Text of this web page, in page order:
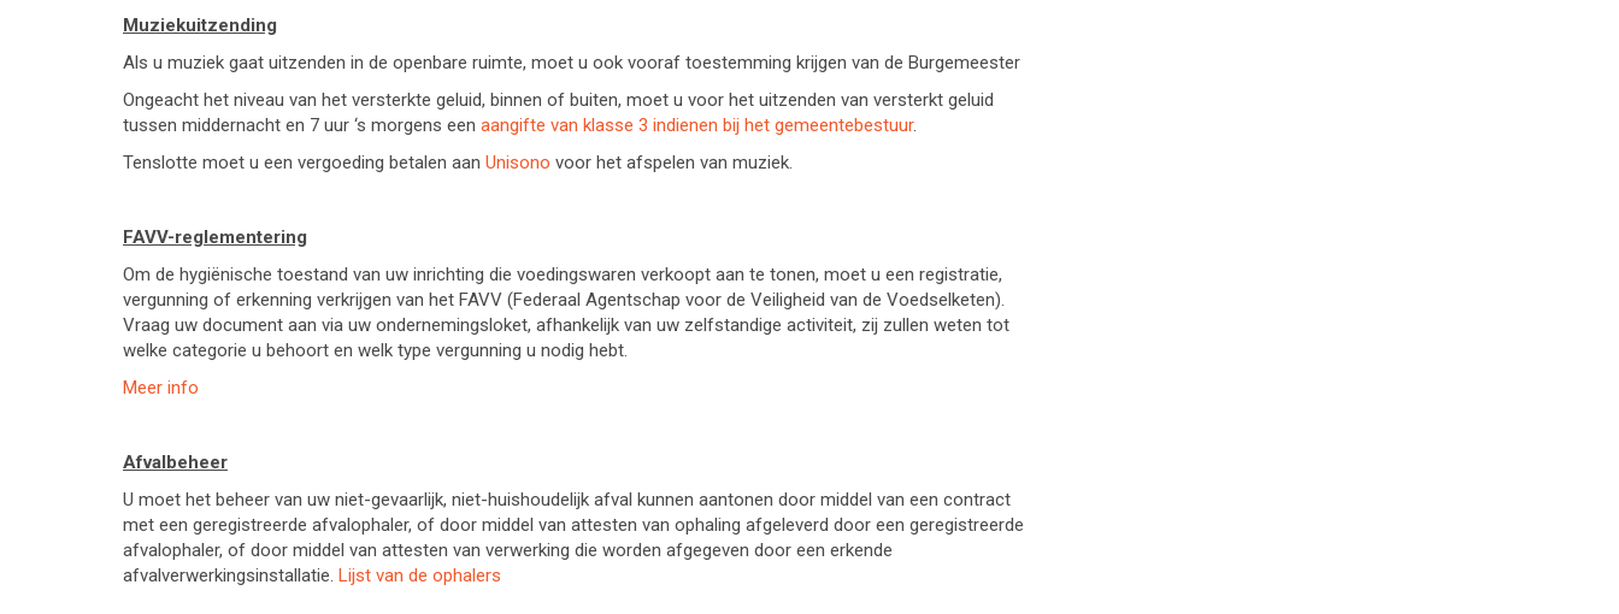
Muziekuitzending
Als u muziek gaat uitzenden in de openbare ruimte, moet u ook vooraf toestemming krijgen van de Burgemeester
Ongeacht het niveau van het versterkte geluid, binnen of buiten, moet u voor het uitzenden van versterkt geluid
tussen middernacht en 7 uur ‘s morgens een aangifte van klasse 3 indienen bij het gemeentebestuur.
Tenslotte moet u een vergoeding betalen aan Unisono voor het afspelen van muziek.
FAVV-reglementering
Om de hygiënische toestand van uw inrichting die voedingswaren verkoopt aan te tonen, moet u een registratie,
vergunning of erkenning verkrijgen van het FAVV (Federaal Agentschap voor de Veiligheid van de Voedselketen).
Vraag uw document aan via uw ondernemingsloket, afhankelijk van uw zelfstandige activiteit, zij zullen weten tot
welke categorie u behoort en welk type vergunning u nodig hebt.
Meer info
Afvalbeheer
U moet het beheer van uw niet-gevaarlijk, niet-huishoudelijk afval kunnen aantonen door middel van een contract
met een geregistreerde afvalophaler, of door middel van attesten van ophaling afgeleverd door een geregistreerde
afvalophaler, of door middel van attesten van verwerking die worden afgegeven door een erkende
afvalverwerkingsinstallatie. Lijst van de ophalers